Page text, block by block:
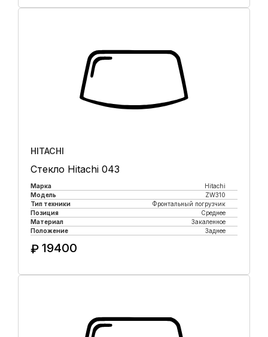
HITACHI
Стекло Hitachi 043
Марка
Hitachi
Модель
ZW310
Тип техники
Фронтальный погрузчик
Позиция
Среднее
Материал
Закаленное
Положение
Заднее
₽ 19400